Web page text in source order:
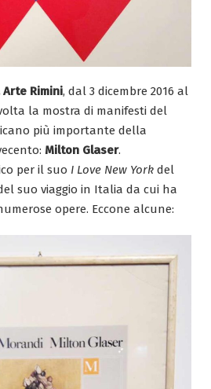
Arte Rimini, dal 3 dicembre 2016 al
la mostra di manifesti del
più importante della
Milton Glaser.
per il suo I Love New York del
suo viaggio in Italia da cui ha
opere. Eccone alcune: